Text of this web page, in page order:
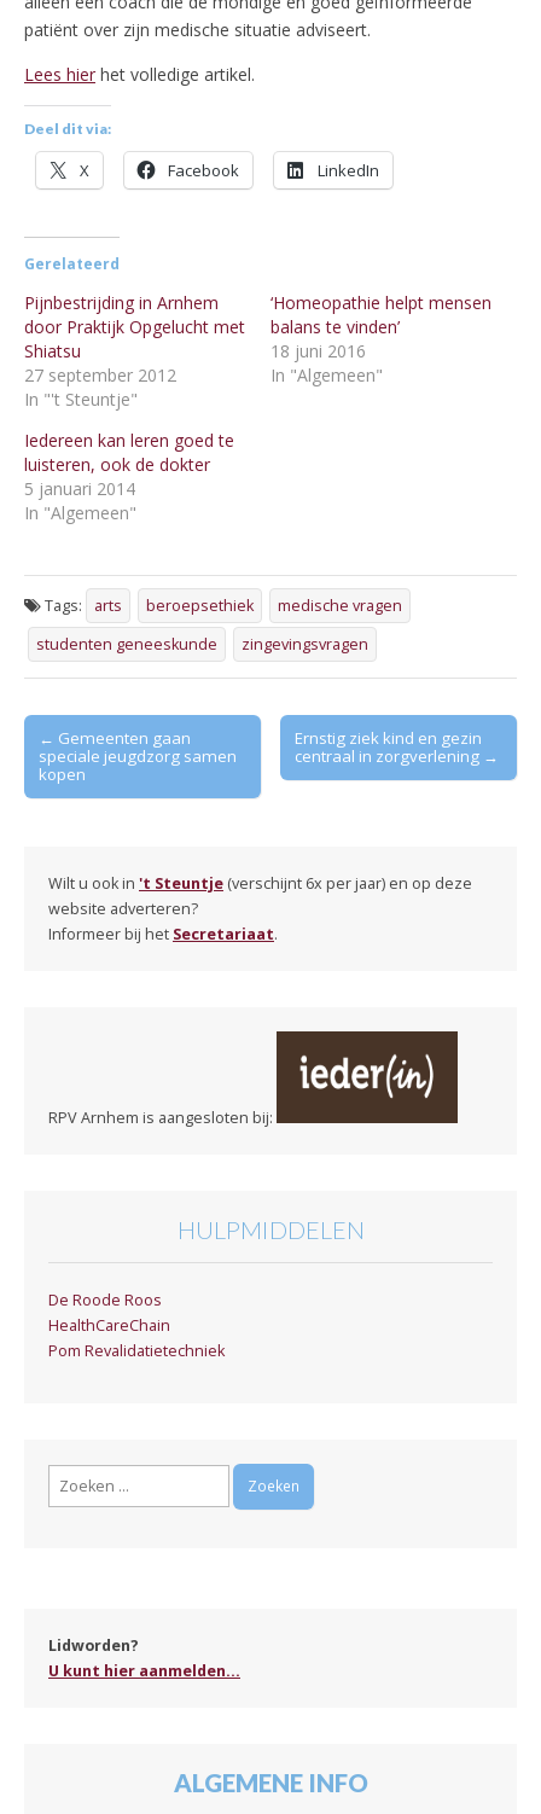
patiënt over zijn medische situatie adviseert.
Lees hier het volledige artikel.
Deel dit via:
X Facebook LinkedIn
Gerelateerd
Pijnbestrijding in Arnhem
door Praktijk Opgelucht met
Shiatsu
27 september 2012
In "'t Steuntje"
‘Homeopathie helpt mensen
balans te vinden’
18 juni 2016
In "Algemeen"
Iedereen kan leren goed te
luisteren, ook de dokter
5 januari 2014
In "Algemeen"
Tags: arts beroepsethiek
medische vragen
studenten geneeskunde
zingevingsvragen
Post
navigation
← Gemeenten gaan
speciale jeugdzorg samen
kopen
Ernstig ziek kind en gezin
centraal in zorgverlening →
Wilt u ook in 't Steuntje (verschijnt 6x per jaar) en op deze
website adverteren?
Informeer bij het Secretariaat.
RPV Arnhem is aangesloten bij:
HULPMIDDELEN
De Roode Roos
HealthCareChain
Pom Revalidatietechniek
Zoeken
Lidworden?
U kunt hier aanmelden...
ALGEMENE INFO